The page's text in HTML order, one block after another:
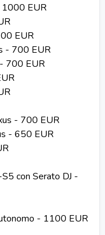
1000 EUR
EUR
- 700 EUR
700 EUR
- 700 EUR
- 650 EUR
con Serato DJ -
- 1100 EUR